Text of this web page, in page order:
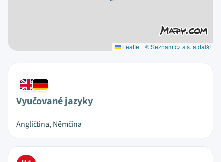
Leaflet | © Seznam.cz a.s. a další
Vyučované jazyky
Angličtina, Němčina